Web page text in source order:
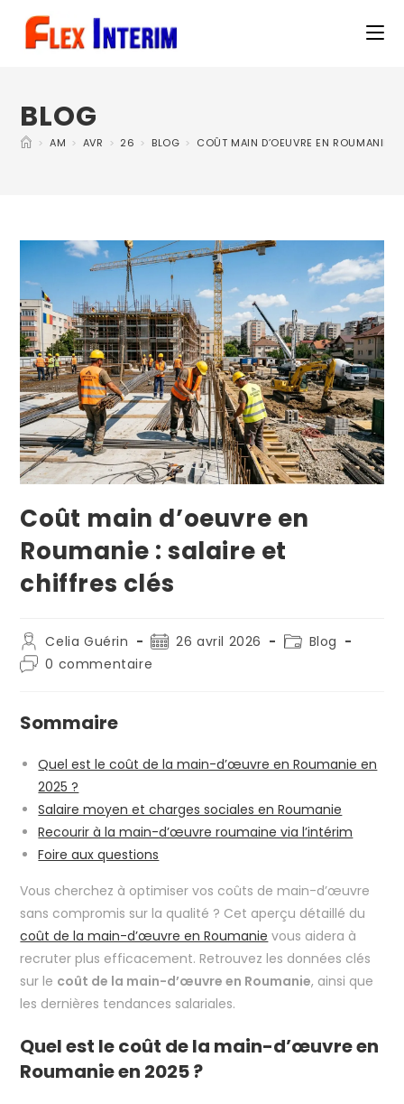
BLOG
> AM > AVR > 26 > BLOG > COÛT MAIN D’OEUVRE EN ROUMANIE :
Coût main d’oeuvre en
Roumanie : salaire et
chiffres clés
Celia Guérin 26 avril 2026
Blog
0 commentaire
Sommaire
Quel est le coût de la main-d’œuvre en Roumanie en
2025 ?
Salaire moyen et charges sociales en Roumanie
Recourir à la main-d’œuvre roumaine via l’intérim
Foire aux questions
Vous cherchez à optimiser vos coûts de main-d’œuvre
sans compromis sur la qualité ? Cet aperçu détaillé du
coût de la main-d’œuvre en Roumanie vous aidera à
recruter plus efficacement. Retrouvez les données clés
sur le coût de la main-d’œuvre en Roumanie, ainsi que
les dernières tendances salariales.
Quel est le coût de la main-d’œuvre en
Roumanie en 2025 ?